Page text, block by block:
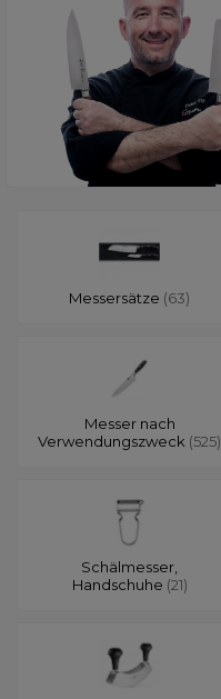
Messersätze (63)
Messer nach
Verwendungszweck (525)
Schälmesser,
Handschuhe (21)